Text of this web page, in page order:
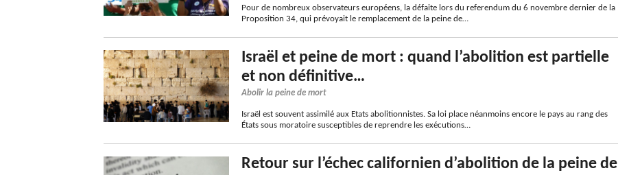
Pour de nombreux observateurs européens, la défaite lors du referendum du 6 novembre dernier de la
Proposition 34, qui prévoyait le remplacement de la peine de…
Israël et peine de mort : quand l’abolition est partielle
et non définitive…
Abolir la peine de mort
Israël est souvent assimilé aux Etats abolitionnistes. Sa loi place néanmoins encore le pays au rang des
États sous moratoire susceptibles de reprendre les exécutions…
Retour sur l’échec californien d’abolition de la peine de